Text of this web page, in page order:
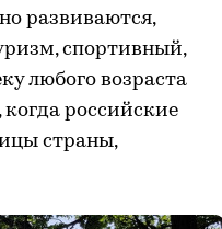
развиваются,
спортивный,
любого возраста
российские
страны,